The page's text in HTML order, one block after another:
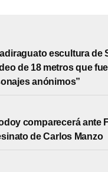
escultura de
de 18 metros que
anónimos”
comparecerá ante
de Carlos Manzo